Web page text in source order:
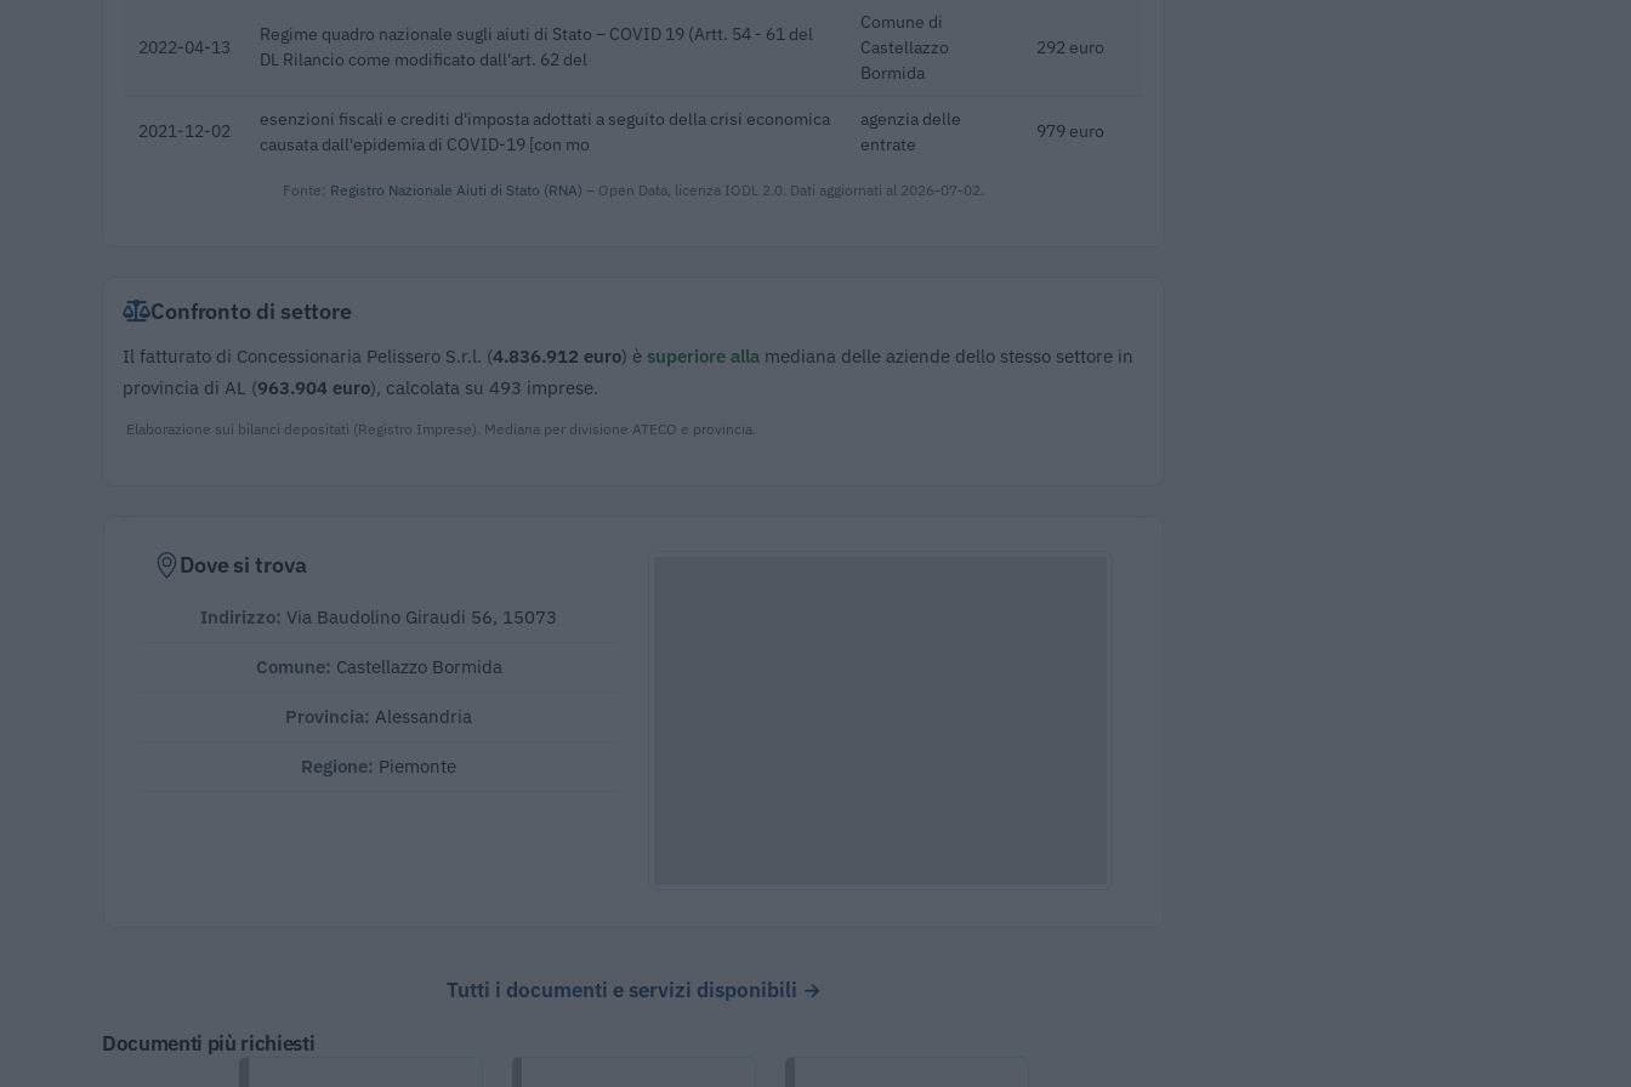
2022-04-13
Regime quadro nazionale sugli aiuti di Stato – COVID 19 (Artt. 54 - 61 del
DL Rilancio come modificato dall'art. 62 del
Comune di
Castellazzo
Bormida
292 euro
2021-12-02
esenzioni fiscali e crediti d'imposta adottati a seguito della crisi economica
causata dall'epidemia di COVID-19 [con mo
agenzia delle
entrate
979 euro
Fonte: Registro Nazionale Aiuti di Stato (RNA) – Open Data, licenza IODL 2.0. Dati aggiornati al 2026-07-02.
Confronto di settore
Il fatturato di Concessionaria Pelissero S.r.l. (4.836.912 euro) è superiore alla mediana delle aziende dello stesso settore in
provincia di AL (963.904 euro), calcolata su 493 imprese.
Elaborazione sui bilanci depositati (Registro Imprese). Mediana per divisione ATECO e provincia.
Dove si trova
Indirizzo: Via Baudolino Giraudi 56, 15073
Comune: Castellazzo Bormida
Provincia:Alessandria
Regione: Piemonte
Tutti i documenti e servizi disponibili →
Documenti più richiesti